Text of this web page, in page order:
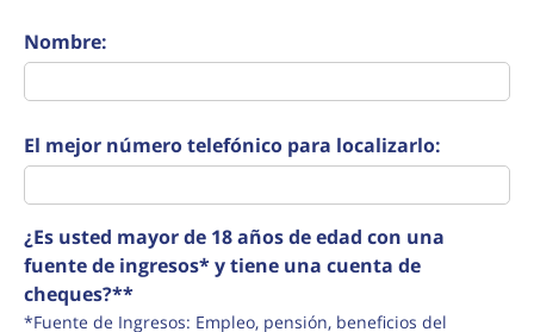
Nombre:
El mejor número telefónico para localizarlo:
¿Es usted mayor de 18 años de edad con una
fuente de ingresos* y tiene una cuenta de
cheques?**
*Fuente de Ingresos: Empleo, pensión, beneficios del